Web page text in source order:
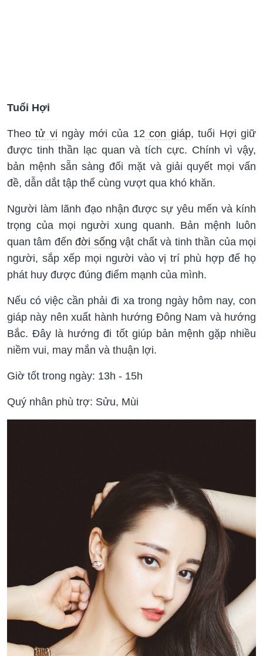
Tuổi Hợi
Theo tử vi ngày mới của 12 con giáp, tuổi Hợi giữ
được tinh thần lạc quan và tích cực. Chính vì vậy,
bản mệnh sẵn sàng đối mặt và giải quyết mọi vấn
đề, dẫn dắt tập thể cùng vượt qua khó khăn.
Người làm lãnh đạo nhận được sự yêu mến và kính
trọng của mọi người xung quanh. Bản mệnh luôn
quan tâm đếnđời sống vật chất và tinh thần của mọi
người, sắp xếp mọi người vào vị trí phù hợp để họ
phát huy được đúng điểm mạnh của mình.
Nếu có việc cần phải đi xa trong ngày hôm nay, con
giáp này nên xuất hành hướng Đông Nam và hướng
Bắc. Đây là hướng đi tốt giúp bản mệnh gặp nhiều
niềm vui, may mắn và thuận lợi.
Giờ tốt trong ngày: 13h - 15h
Quý nhân phù trợ: Sửu, Mùi